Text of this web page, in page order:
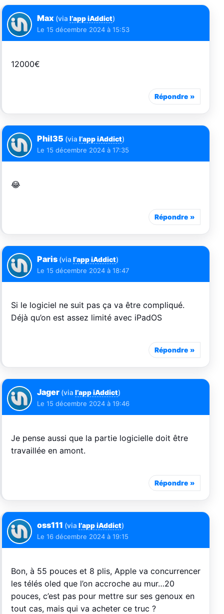
Max (via l’app iAddict)
Le 15 décembre 2024 à 15:53
12000€
Répondre
Phil35 (via l’app iAddict)
Le 15 décembre 2024 à 17:35
😂
Répondre
Paris (via l’app iAddict)
Le 15 décembre 2024 à 18:47
Si le logiciel ne suit pas ça va être compliqué.
Déjà qu’on est assez limité avec iPadOS
Répondre
Jager (via l’app iAddict)
Le 15 décembre 2024 à 19:46
Je pense aussi que la partie logicielle doit être
travaillée en amont.
Répondre
oss111 (via l’app iAddict)
Le 16 décembre 2024 à 19:15
Bon, à 55 pouces et 8 plis, Apple va concurrencer
les télés oled que l’on accroche au mur…20
pouces, c’est pas pour mettre sur ses genoux en
tout cas, mais qui va acheter ce truc ?